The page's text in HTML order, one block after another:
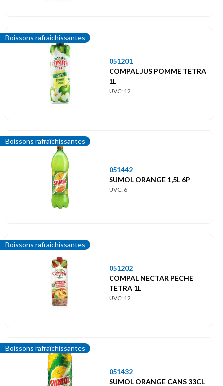
Boissons rafraîchissantes
051201
COMPAL JUS POMME TETRA
1L
UVC: 12
Boissons rafraîchissantes
051442
SUMOL ORANGE 1,5L 6P
UVC: 6
Boissons rafraîchissantes
051202
COMPAL NECTAR PECHE
TETRA 1L
UVC: 12
Boissons rafraîchissantes
051432
SUMOL ORANGE CANS 33CL